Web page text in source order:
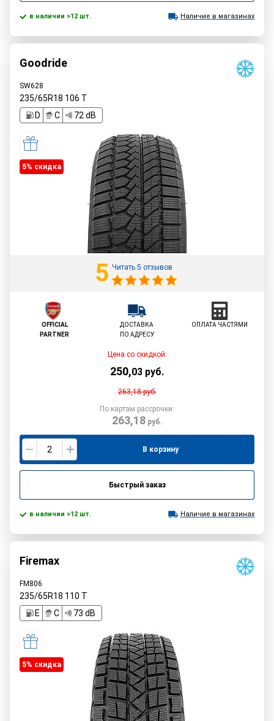
в наличии >12 шт. Наличие в магазинах
Goodride
SW628
235/65R18 106 T
D
C 72 dB
5% cкидка
5 Читать 5 отзывов
OFFICIAL
PARTNER
ДОСТАВКА
ПО АДРЕСУ
ОПЛАТА ЧАСТЯМИ
Цена со скидкой:
250,03 руб.
263,18руб.
По картам рассрочки:
263,18руб.
В корзину
Быстрый заказ
в наличии >12 шт. Наличие в магазинах
Firemax
FM806
235/65R18 110 T
E
C 73 dB
5% cкидка